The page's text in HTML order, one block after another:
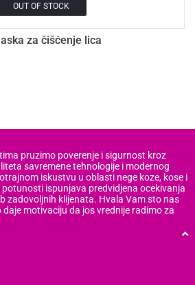
OUT OF STOCK
za čišćenje lica
pruzimo poverenje i sigurnost kroz
savremene tehnologije i modernog
iskustvu u oblasti nege koze, kose i
ispunjava predvidjena ocekivanja
zadovoljnih klijenata. Hvala Vam sto nas
motivaciju da jos vrednije radimo za